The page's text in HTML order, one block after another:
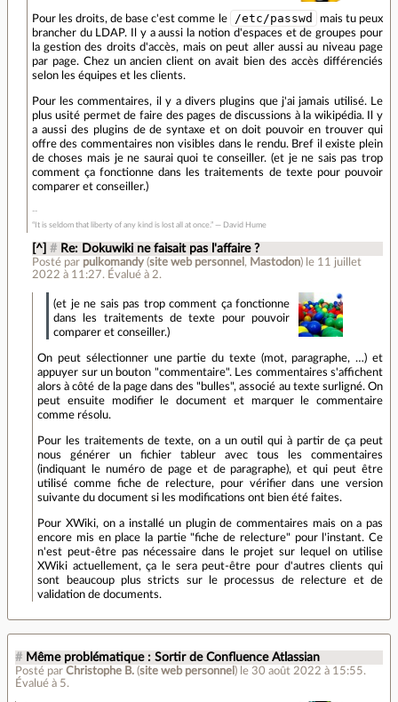
Pour les droits, de base c'est comme le /etc/passwd
mais tu peux
brancher du LDAP. Il y a aussi la notion d'espaces et de groupes pour
la gestion des droits d'accès, mais on peut aller aussi au niveau page
par page. Chez un ancien client on avait bien des accès différenciés
selon les équipes et les clients.
Pour les commentaires, il y a divers plugins que j'ai jamais utilisé. Le
plus usité permet de faire des pages de discussions à la wikipédia. Il y
a aussi des plugins de de syntaxe et on doit pouvoir en trouver qui
offre des commentaires non visibles dans le rendu. Bref il existe plein
de choses mais je ne saurai quoi te conseiller. (et je ne sais pas trop
comment ça fonctionne dans les traitements de texte pour pouvoir
comparer et conseiller.)
“It is seldom that liberty of any kind is lost all at once.” ― David Hume
[^] # Re: Dokuwiki ne faisait pas l'affaire ?
Posté par pulkomandy (site web personnel , Mastodon) le 11 juillet
2022 à 11:27. Évalué à2.
(et je ne sais pas trop comment ça fonctionne
dans les traitements de texte pour pouvoir
comparer et conseiller.)
On peut sélectionner une partie du texte (mot, paragraphe, …) et
appuyer sur un bouton "commentaire". Les commentaires s'affichent
alors à côté de la page dans des "bulles", associé au texte surligné. On
peut ensuite modifier le document et marquer le commentaire
comme résolu.
Pour les traitements de texte, on a un outil qui à partir de ça peut
nous générer un fichier tableur avec tous les commentaires
(indiquant le numéro de page et de paragraphe), et qui peut être
utilisé comme fiche de relecture, pour vérifier dans une version
suivante du document si les modifications ont bien été faites.
Pour XWiki, on a installé un plugin de commentaires mais on a pas
encore mis en place la partie "fiche de relecture" pour l'instant. Ce
n'est peut-être pas nécessaire dans le projet sur lequel on utilise
XWiki actuellement, ça le sera peut-être pour d'autres clients qui
sont beaucoup plus stricts sur le processus de relecture et de
validation de documents.
# Même problématique : Sortir de Confluence Atlassian
Posté par Christophe B. (site web personnel ) le 30 août 2022 à 15:55.
Évalué à 5.